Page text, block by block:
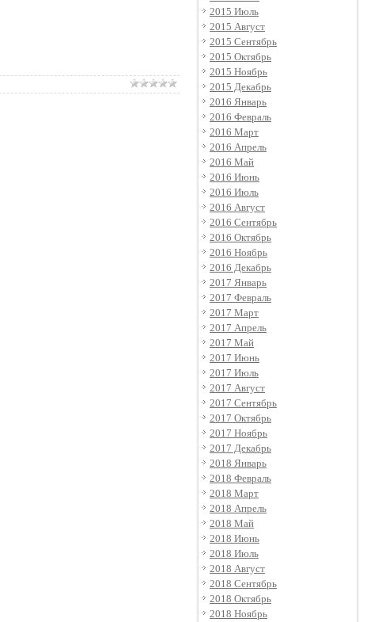
2015 Июль
2015 Август
2015 Сентябрь
2015 Октябрь
2015 Ноябрь
2015 Декабрь
2016 Январь
2016 Февраль
2016 Март
2016 Апрель
2016 Май
2016 Июнь
2016 Июль
2016 Август
2016 Сентябрь
2016 Октябрь
2016 Ноябрь
2016 Декабрь
2017 Январь
2017 Февраль
2017 Март
2017 Апрель
2017 Май
2017 Июнь
2017 Июль
2017 Август
2017 Сентябрь
2017 Октябрь
2017 Ноябрь
2017 Декабрь
2018 Январь
2018 Февраль
2018 Март
2018 Апрель
2018 Май
2018 Июнь
2018 Июль
2018 Август
2018 Сентябрь
2018 Октябрь
2018 Ноябрь